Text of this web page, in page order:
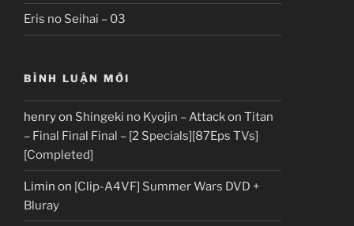
Eris no Seihai – 03
BÌNH LUẬN MỚI
henryon Shingeki no Kyojin – Attack on Titan
– Final Final Final – [2 Specials][87Eps TVs]
[Completed]
Limin on [Clip-A4VF] Summer Wars DVD +
Bluray